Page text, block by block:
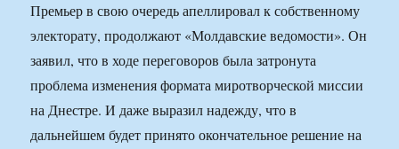
Премьер в свою очередь апеллировал к собственному
электорату, продолжают «Молдавские ведомости». Он
заявил, что в ходе переговоров была затронута
проблема изменения формата миротворческой миссии
на Днестре. И даже выразил надежду, что в
дальнейшем будет принято окончательное решение на